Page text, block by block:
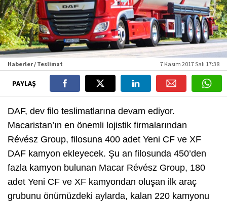
Haberler / Teslimat 7 Kasım 2017 Salı 17:38
PAYLAŞ
DAF, dev filo teslimatlarına devam ediyor.
Macaristan’ın en önemli lojistik firmalarından
Révész Group, filosuna 400 adet Yeni CF ve XF
DAF kamyon ekleyecek. Şu an filosunda 450’den
fazla kamyon bulunan Macar Révész Group, 180
adet Yeni CF ve XF kamyondan oluşan ilk araç
grubunu önümüzdeki aylarda, kalan 220 kamyonu